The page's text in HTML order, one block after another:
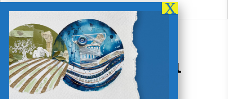
Δράσεις - Χρήσιμοι
Σύνδεσμοι